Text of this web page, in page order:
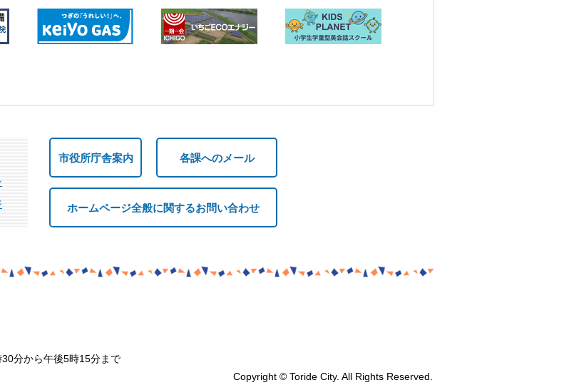
市役所庁舎案内 各課へのメール
ホームページ全般に関するお問い合わせ
分から午後5時15分まで
Copyright © Toride City. All Rights Reserved.